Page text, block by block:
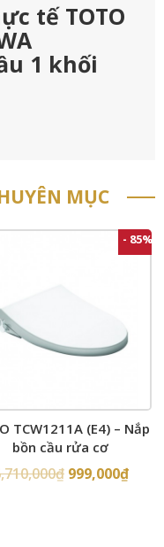
tế TOTO
1 khối
MỤC
- 85%
TCW1211A (E4) – Nắp
bồn cầu rửa cơ
₫ 999,000₫